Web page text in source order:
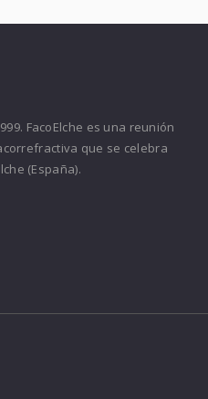
FacoElche es una reunión
que se celebra
(España).